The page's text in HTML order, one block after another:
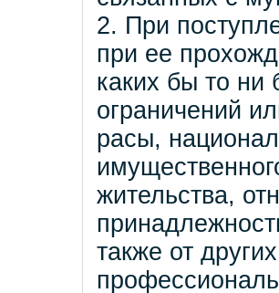
2. При
при ее
каких бы то
ограничений
расы,
жительства,
также от